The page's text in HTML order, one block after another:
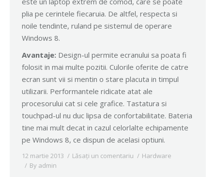
plia pe cerintele fiecaruia. De altfel, respecta si
noile tendinte, ruland pe sistemul de operare
Windows 8.
Avantaje: Design-ul permite ecranului sa poata fi
folosit in mai multe pozitii. Culorile oferite de catre
ecran sunt vii si mentin o stare placuta in timpul
utilizarii. Performantele ridicate atat ale
procesorului cat si cele grafice. Tastatura si
touchpad-ul nu duc lipsa de confortabilitate. Bateria
tine mai mult decat in cazul celorlalte echipamente
pe Windows 8, ce dispun de acelasi optiuni.
12 martie 2013 Lăsați un comentariu
Hardware
By admin